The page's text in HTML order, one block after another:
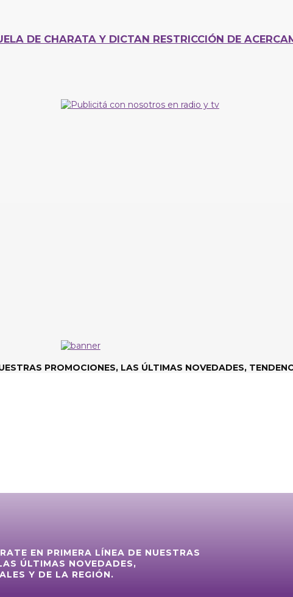
DE CHARATA Y DICTAN RESTRICCIÓN DE
PROMOCIONES, LAS ÚLTIMAS NOVEDADES,
EN PRIMERA LÍNEA DE NUESTRAS
ÚLTIMAS NOVEDADES,
Y DE LA REGIÓN.